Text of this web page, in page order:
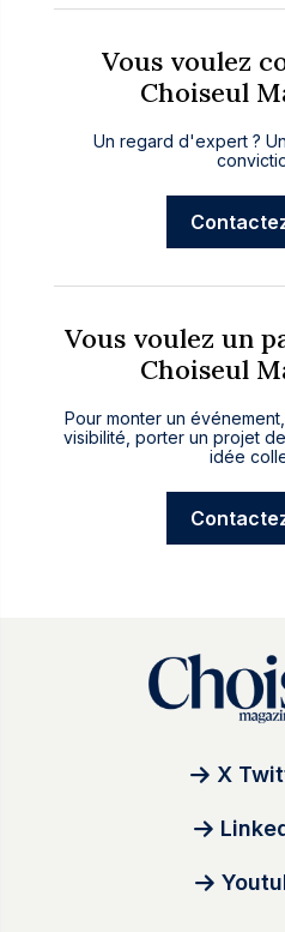
Vous voulez
Choiseul
Un regard d'expert ?
Vous voulez un
Choiseul
Pour monter un
visibilité, porter un projet
idée
X